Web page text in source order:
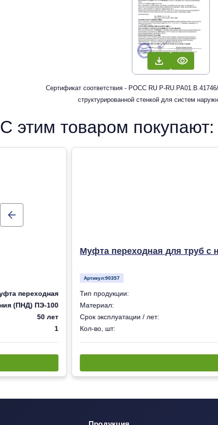
Сертификат соответствия - РОСС RU Р-
структурированной стенкой для систем
С этим товаром покупают:
переходная
(ПНД) ПЭ-100
50 лет
1
Муфта переходная для труб с
Артикул:90357
Тип продукции:
Материал:
Срок эксплуатации / лет:
Кол-во, шт: